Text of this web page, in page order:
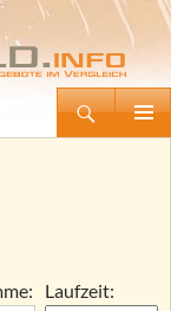
Tagesgeld.info – Tagesgeldkonten vergleichen und Tagesgeld-Zinsen berechnen
Laufzeit: